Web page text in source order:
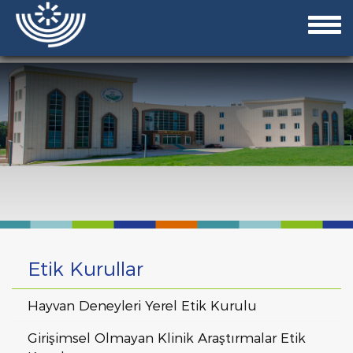
Etik Kurullar
Hayvan Deneyleri Yerel Etik Kurulu
Girişimsel Olmayan Klinik Araştırmalar Etik